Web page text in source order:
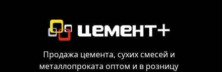
Продажа цемента, сухих смесей и
металлопроката оптом и в розницу